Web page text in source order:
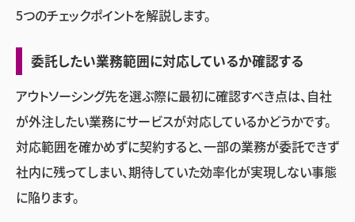
5つのチェックポイントを解説します。
委託したい業務範囲に対応しているか確認する
アウトソーシング先を選ぶ際に最初に確認すべき点は、自社
が外注したい業務にサービスが対応しているかどうかです。
対応範囲を確かめずに契約すると、一部の業務が委託できず
社内に残ってしまい、期待していた効率化が実現しない事態
に陥ります。